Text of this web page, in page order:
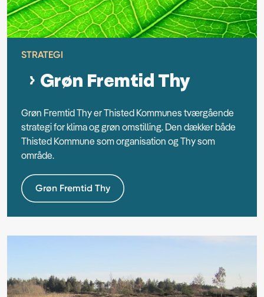
STRATEGI
Grøn Fremtid Thy
Grøn Fremtid Thy er Thisted Kommunes tværgående
strategi for klima og grøn omstilling. Den dækker både
Thisted Kommune som organisation og Thy som
område.
Grøn Fremtid Thy